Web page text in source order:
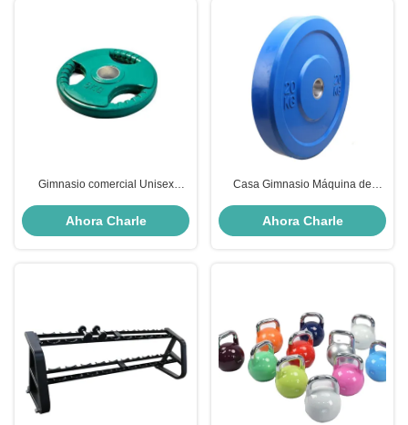
Gimnasio comercial Unisex
con material diverso
Ahora Charle
Casa Gimnasio Máquina de
de pesas libres
Ahora Charle